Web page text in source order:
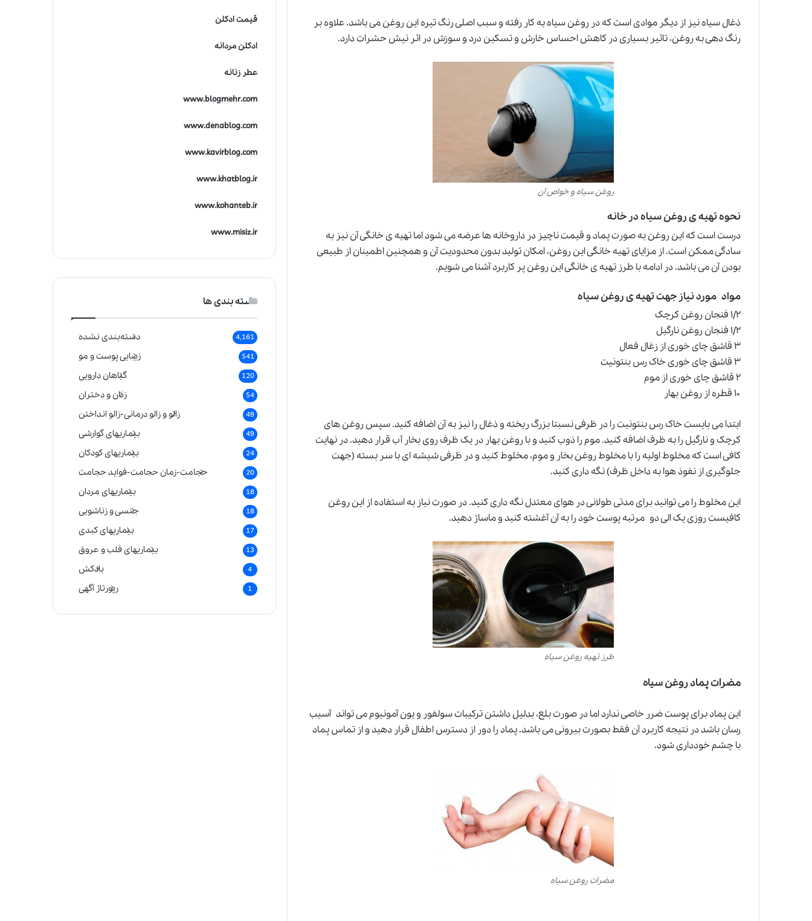
ذغال سیاه نیز از دیگر موادی است که در روغن سیاه به کار رفته و سبب اصلی رنگ تیره این روغن می باشد. علاوه بر
رنگ دهی به روغن، تاثیر بسیاری در کاهش احساس خارش و تسکین درد و سوزش در اثر نیش حشرات دارد.
روغن سیاه و خواص آن
نحوه تهیه ی روغن سیاه در خانه
درست است که این روغن به صورت پماد و قیمت ناچیز در داروخانه ها عرضه می شود اما تهیه ی خانگی آن نیز به
سادگی ممکن است. از مزایای تهیه خانگی این روغن، امکان تولید بدون محدودیت آن و همچنین اطمینان از طبیعی
بودن آن می باشد. در ادامه با طرز تهیه ی خانگی این روغن پر کاربرد آشنا می شویم.
مواد مورد نیاز جهت تهیه ی روغن سیاه
۱/۲ فنجان روغن کرچک
۱/۲ فنجان روغن نارگیل
۳ قاشق چای خوری از زغال فعال
۳ قاشق چای خوری خاک رس بنتونیت
۲ قاشق چای خوری از موم
۱۰ قطره از روغن بهار
ابتدا می بایست خاک رس بنتونیت را در ظرفی نسبتا بزرگ ریخته و ذغال را نیز به آن اضافه کنید. سپس روغن های
کرچک و نارگیل را به ظرف اضافه کنید. موم را ذوب کنید و با روغن بهار در یک ظرف روی بخار آب قرار دهید. در نهایت
کافی است که مخلوط اولیه را با مخلوط روغن بخار و موم، مخلوط کنید و در ظرفی شیشه ای با سر بسته (جهت
جلوگیری از نفوذ هوا به داخل ظرف) نگه داری کنید.
این مخلوط را می توانید برای مدتی طولانی در هوای معتدل نگه داری کنید. در صورت نیاز به استفاده از این روغن
کافیست روزی یک الی دو مرتبه پوست خود را به آن آغشته کنید و ماساژ دهید.
طرز تهیه روغن سیاه
مضرات پماد روغن سیاه
این پماد برای پوست ضرر خاصی ندارد اما در صورت بلع، بدلیل داشتن ترکیبات سولفور و یون آمونیوم می تواند آسیب
رسان باشد در نتیجه کاربرد آن فقط بصورت بیرونی می باشد. پماد را دور از دسترس اطفال قرار دهید و از تماس پماد
با چشم خودداری شود.
مضرات روغن سیاه
قیمت ادکلن
ادکلن مردانه
عطر زنانه
www.blogmehr.com
www.denablog.com
www.kavirblog.com
www.khatblog.ir
www.kohanteb.ir
www.misiz.ir
دسته بندی ها
دسته‌بندی نشده 4,161
زیبایی پوست و مو 541
گیاهان دارویی 120
زنان و دختران 54
زالو و زالو درمانی-زالو انداختن 49
بیماریهای گوارشی 49
بیماریهای کودکان 24
حجامت-زمان حجامت-فواید حجامت 20
بیماریهای مردان 18
جنسی و زناشویی 18
بیماریهای کبدی 17
بیماریهای قلب و عروق 13
بادکش 4
رپورتاژ آگهی 1